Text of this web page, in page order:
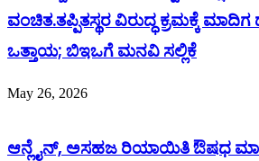
ವಂಚಿತ.ತಪ್ಪಿತಸ್ಥರ ವಿರುದ್ಧ ಕ್ರಮಕ್ಕೆ
ಒತ್ತಾಯ; ಬಿಇಒಗೆ ಮನವಿ ಸಲ್ಲಿಕೆ
May 26, 2026
ಆನ್ಲೈನ್, ಅಸಹಜ ರಿಯಾಯಿತಿ ಔಷಧ